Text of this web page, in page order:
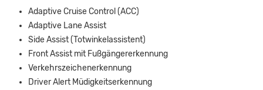
Adaptive Cruise Control (ACC)
Adaptive Lane Assist
Side Assist (Totwinkelassistent)
Front Assist mit Fußgängererkennung
Verkehrszeichenerkennung
Driver Alert Müdigkeitserkennung